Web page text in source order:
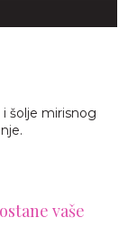
šolje mirisnog
vaše